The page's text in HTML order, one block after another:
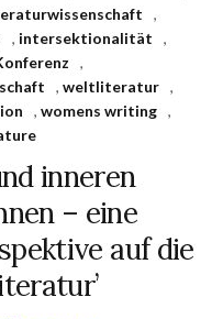
,
, intersektionalität
,
,
, weltliteratur ,
, womens writing
,
inneren
– eine
auf die